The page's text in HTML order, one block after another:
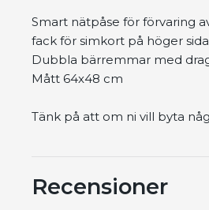
Smart nätpåse för förvaring
fack för simkort på höger
Dubbla bärremmar med
Mått 64x48 cm
Tänk på att om ni vill byta
Recensioner